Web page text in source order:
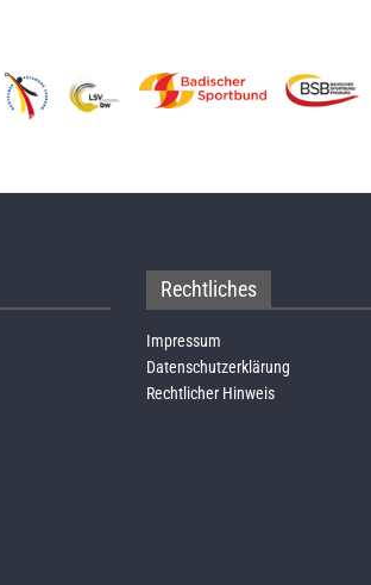
Rechtliches
Impressum
Datenschutzerklärung
Rechtlicher Hinweis